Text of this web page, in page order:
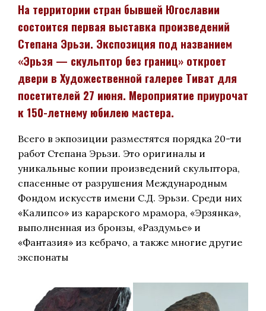
На территории стран бывшей Югославии
состоится первая выставка произведений
Степана Эрьзи. Экспозиция под названием
«Эрьзя — скульптор без границ» откроет
двери в Художественной галерее Тиват для
посетителей 27 июня. Мероприятие приурочат
к 150-летнему юбилею мастера.
Всего в экпозиции разместятся порядка 20-ти
работ Степана Эрьзи. Это оригиналы и
уникальные копии произведений скульптора,
спасенные от разрушения Международным
Фондом искусств имени С.Д. Эрьзи. Среди них
«Калипсо» из карарского мрамора, «Эрзянка»,
выполненная из бронзы, «Раздумье» и
«Фантазия» из кебрачо, а также многие другие
экспонаты